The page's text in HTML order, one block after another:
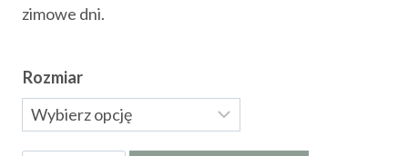
zimowe dni.
Rozmiar